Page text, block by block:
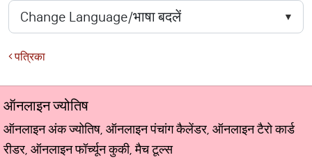
पत्रिका
ऑनलाइन ज्योतिष
ऑनलाइन अंक ज्योतिष, ऑनलाइन पंचांग कैलेंडर, ऑनलाइन टैरो कार्ड
रीडर, ऑनलाइन फॉर्च्यून कुकी, मैच टूल्स